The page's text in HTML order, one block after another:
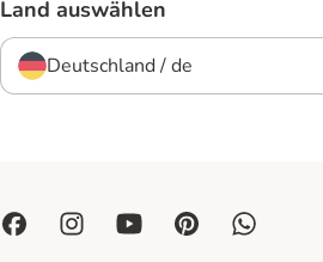
Land auswählen
Deutschland / de